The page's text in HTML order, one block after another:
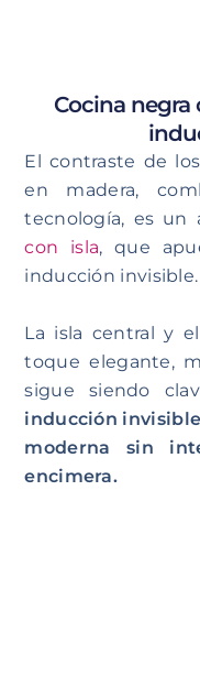
Cocina negra
El contraste de
en madera,
tecnología, es
con isla, que
inducción invisible.
La isla central y
toque elegante,
sigue siendo
inducción
moderna sin
encimera.